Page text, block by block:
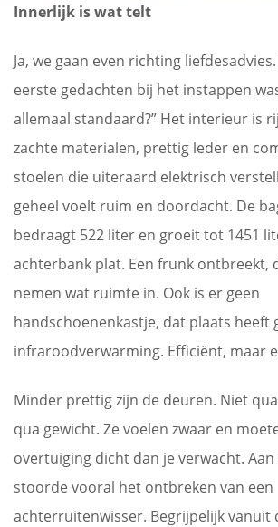
Innerlijk is wat telt
Ja, we gaan even richting
eerste gedachten bij het instappen
allemaal standaard?” Het interieur is
zachte materialen, prettig leder en
stoelen die uiteraard elektrisch
geheel voelt ruim en doordacht. De
bedraagt 522 liter en groeit tot 1451
achterbank plat. Een frunk ontbreekt,
nemen wat ruimte in. Ook is er geen
handschoenenkastje, dat plaats heeft
infraroodverwarming. Efficiënt, maar
Minder prettig zijn de deuren. Niet
qua gewicht. Ze voelen zwaar en
overtuiging dicht dan je verwacht.
stoorde vooral het ontbreken van een
achterruitenwisser. Begrijpelijk vanuit